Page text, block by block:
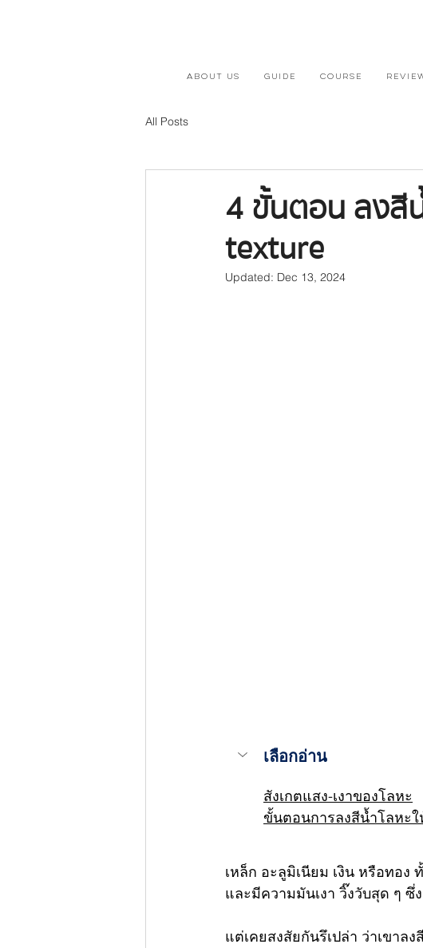
ABOUT US GUIDE COURSE
All Posts
4 ขั้นตอน ลงสี
texture
Updated: Dec 13, 2024
เลือกอ่าน
สังเกตแสง-เงาของโลหะ
ขั้นตอนการลงสีน้ำโลหะ
เหล็ก อะลูมิเนียม เงิน หรือทอ
และมีความมันเงา วิ๊งวับสุด ๆ
แต่เคยสงสัยกันรึเปล่า ว่าเขาล